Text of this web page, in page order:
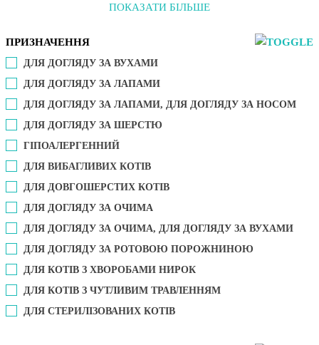
ПОКАЗАТИ БІЛЬШЕ
ПРИЗНАЧЕННЯ
ДЛЯ ДОГЛЯДУ ЗА ВУХАМИ
ДЛЯ ДОГЛЯДУ ЗА ЛАПАМИ
ДЛЯ ДОГЛЯДУ ЗА ЛАПАМИ, ДЛЯ ДОГЛЯДУ ЗА НОСОМ
ДЛЯ ДОГЛЯДУ ЗА ШЕРСТЮ
ГІПОАЛЕРГЕННИЙ
ДЛЯ ВИБАГЛИВИХ КОТІВ
ДЛЯ ДОВГОШЕРСТИХ КОТІВ
ДЛЯ ДОГЛЯДУ ЗА ОЧИМА
ДЛЯ ДОГЛЯДУ ЗА ОЧИМА, ДЛЯ ДОГЛЯДУ ЗА ВУХАМИ
ДЛЯ ДОГЛЯДУ ЗА РОТОВОЮ ПОРОЖНИНОЮ
ДЛЯ КОТІВ З ХВОРОБАМИ НИРОК
ДЛЯ КОТІВ З ЧУТЛИВИМ ТРАВЛЕННЯМ
ДЛЯ СТЕРИЛІЗОВАНИХ КОТІВ